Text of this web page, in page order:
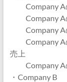
Company A
Company A
Company A
Company A
売上
Company A
・Company B